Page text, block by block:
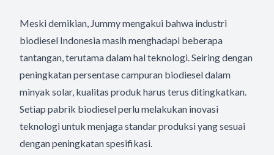
Meski demikian, Jummy mengakui bahwa industri
biodiesel Indonesia masih menghadapi beberapa
tantangan, terutama dalam hal teknologi. Seiring dengan
peningkatan persentase campuran biodiesel dalam
minyak solar, kualitas produk harus terus ditingkatkan.
Setiap pabrik biodiesel perlu melakukan inovasi
teknologi untuk menjaga standar produksi yang sesuai
dengan peningkatan spesifikasi.